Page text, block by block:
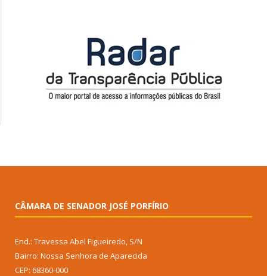
CÂMARA DE SENADOR JOSÉ PORFÍRIO
End.: Travessa Abel Figueiredo, S/N
Bairro: Nossa Senhora de Aparecida
CEP: 68360-000